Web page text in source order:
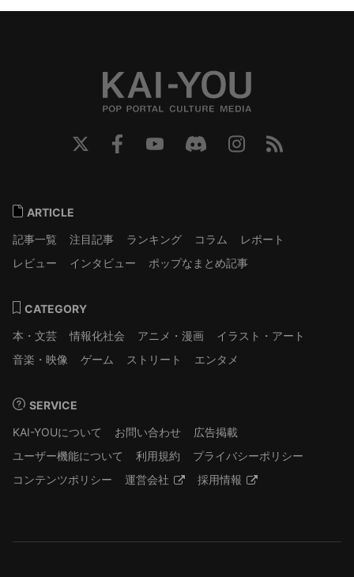
ARTICLE
記事一覧
注目記事 ランキング コラム
レポート
レビュー
インタビュー ポップなまとめ記事
CATEGORY
本・文芸
情報化社会 アニメ・漫画
イラスト・アート
音楽・映像
ゲーム ストリート エンタメ
SERVICE
KAI-YOUについて
お問い合わせ
広告掲載
ユーザー機能について
利用規約
プライバシーポリシー
コンテンツポリシー
運営会社 採用情報